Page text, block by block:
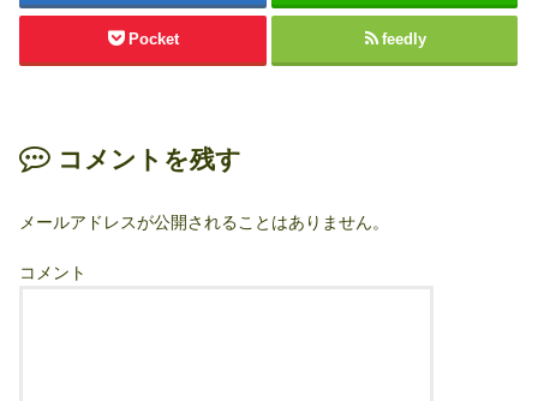
Pocket feedly
コメントを残す
メールアドレスが公開されることはありません。
コメント